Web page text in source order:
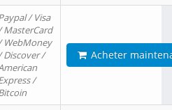
/ Visa
MasterCard
WebMoney
Discover /
/
Acheter